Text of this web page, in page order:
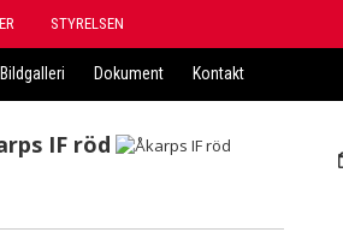
STYRELSEN
Bildgalleri Dokument Kontakt
IF röd